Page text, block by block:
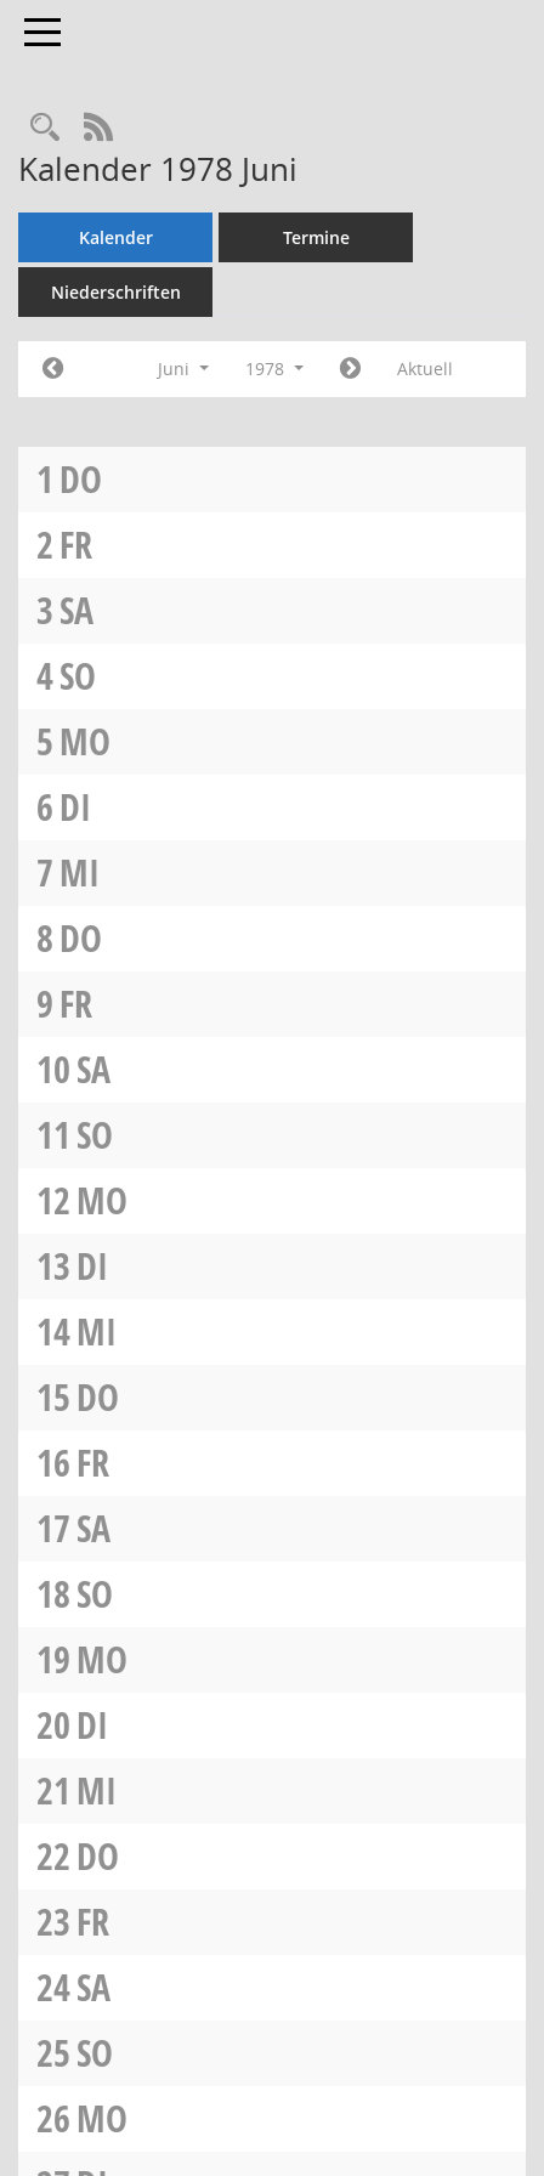
Toggle navigation
Rechercheauswahl
RSS-Feed
Kalender 1978 Juni
Kalender Termine
Niederschriften
Juni 1978 Aktuell
1 DO
2FR
3SA
4SO
5MO
6DI
7MI
8DO
9FR
10SA
11 SO
12MO
13DI
14MI
15DO
16FR
17SA
18SO
19MO
20DI
21 MI
22DO
23FR
24SA
25SO
26MO